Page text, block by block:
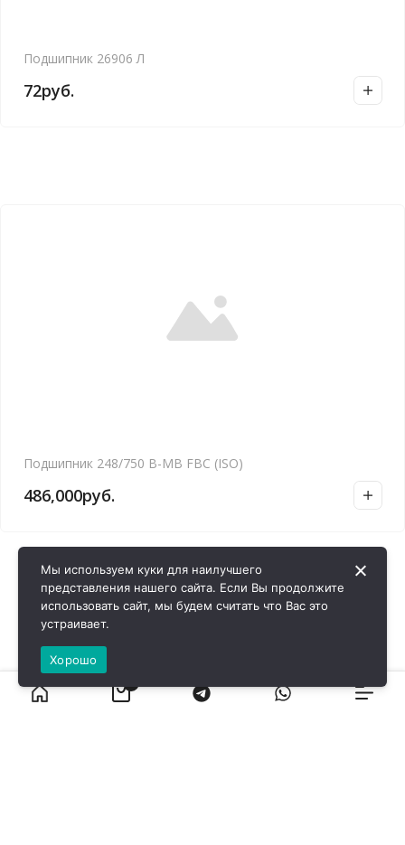
Подшипник 26906 Л
72руб.
Подшипник 248/750 B-MB FBC (ISO)
486,000руб.
Мы используем куки для наилучшего
представления нашего сайта. Если Вы продолжите
использовать сайт, мы будем считать что Вас это
устраивает.
Хорошо